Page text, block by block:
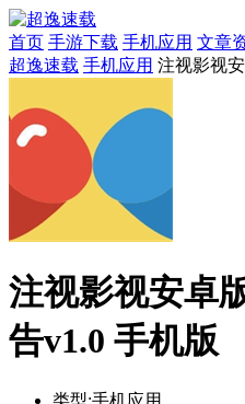
首页 手游下载 手机应用 文章
超逸速载 手机应用 注视影视
注视影视安卓
告v1.0 手机版
类型:手机应用